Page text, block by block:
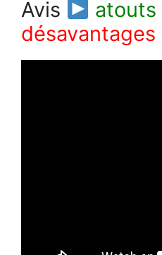
Avis atouts
désavantages